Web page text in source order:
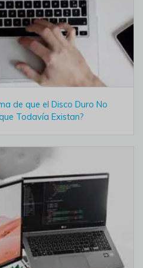
de que el Disco Duro No
Todavía Existan?